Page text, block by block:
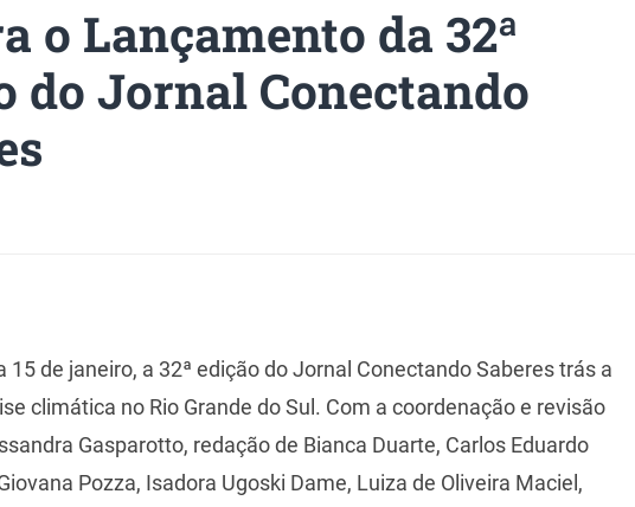
o Lançamento da 32ª
do Jornal Conectando
15 de janeiro, a 32ª edição do Jornal Conectando Saberes trás a
climática no Rio Grande do Sul. Com a coordenação e revisão
Gasparotto, redação de Bianca Duarte, Carlos Eduardo
Pozza, Isadora Ugoski Dame, Luiza de Oliveira Maciel,